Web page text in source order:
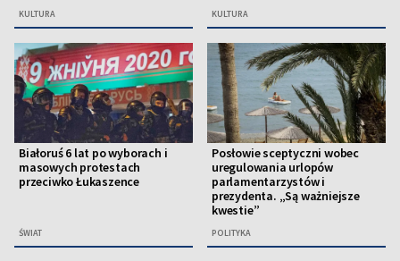
KULTURA KULTURA
Białoruś 6 lat po wyborach i
masowych protestach
przeciwko Łukaszence
ŚWIAT
Posłowie sceptyczni wobec
uregulowania urlopów
parlamentarzystów i
prezydenta. „Są ważniejsze
kwestie”
POLITYKA